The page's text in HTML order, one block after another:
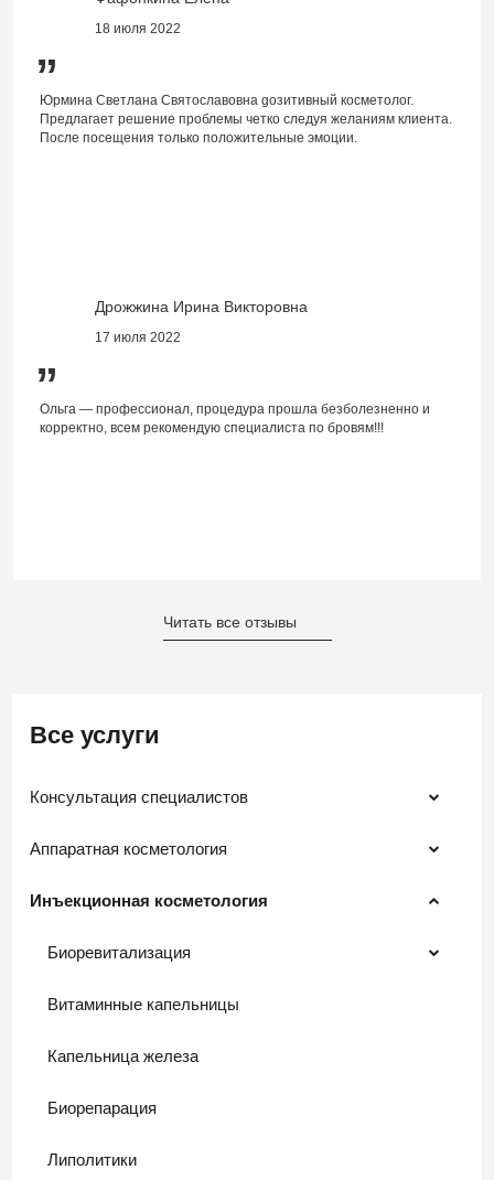
Все услуги
Консультация специалистов
Аппаратная косметология
Инъекционная косметология
Биоревитализация
Витаминные капельницы
Капельница железа
Биорепарация
Липолитики
18 июля 2022
”
Юрмина Светлана Святославовна gозитивный косметолог.
Предлагает решение проблемы четко следуя желаниям клиента.
После посещения только положительные эмоции.
Дрожжина Ирина Викторовна
17 июля 2022
”
Ольга — профессионал, процедура прошла безболезненно и
корректно, всем рекомендую специалиста по бровям!!!
Читать все отзывы